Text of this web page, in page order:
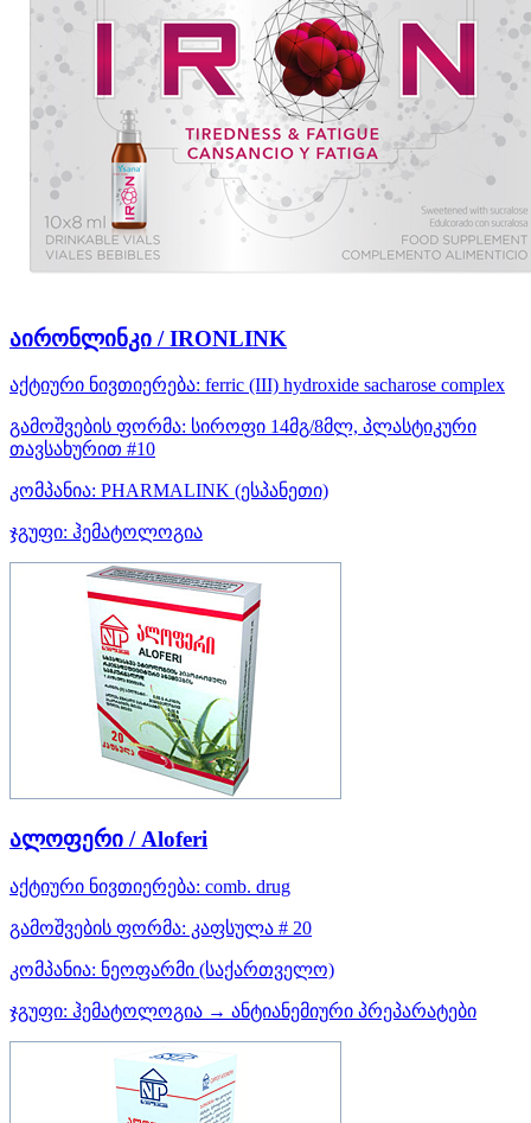
აირონლინკი / IRONLINK
აქტიური ნივთიერება: ferric (III) hydroxide sacharose complex
გამოშვების ფორმა: სიროფი 14მგ/8მლ, პლასტიკური
თავსახურით #10
კომპანია: PHARMALINK (ესპანეთი)
ჯგუფი: ჰემატოლოგია
ალოფერი / Aloferi
აქტიური ნივთიერება: comb. drug
გამოშვების ფორმა: კაფსულა # 20
კომპანია: ნეოფარმი (საქართველო)
ჯგუფი: ჰემატოლოგია → ანტიანემიური პრეპარატები